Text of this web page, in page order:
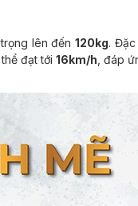
lên đến120kg. Đặc
thể đạt tới16km/h , đáp